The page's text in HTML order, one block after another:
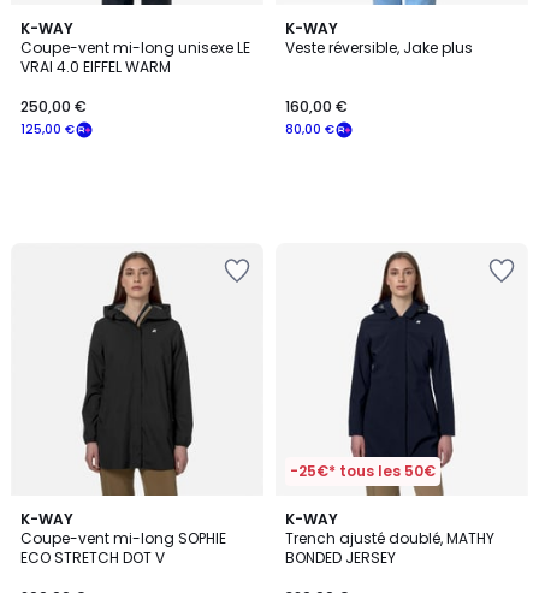
K-WAY
Coupe-vent mi-long unisexe LE
VRAI 4.0 EIFFEL WARM
125,00 €
250,00 €
K-WAY
Veste réversible, Jake plus
80,00 €
160,00 €
K-WAY
Coupe-vent mi-long SOPHIE
ECO STRETCH DOT V
5
/
5
-25€* tous les 50€
K-WAY
Trench ajusté doublé, MATHY
BONDED JERSEY
5
/
5